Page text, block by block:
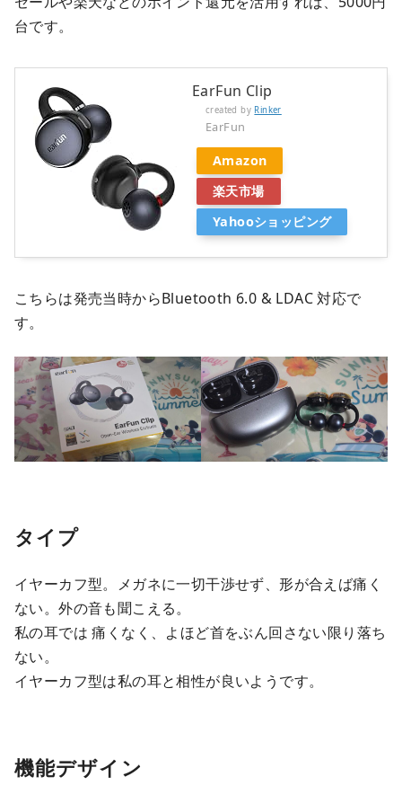
台です。
EarFun Clip
created by Rinker
EarFun
Amazon
楽天市場
Yahooショッピング
こちらは発売当時からBluetooth 6.0 & LDAC 対応で
す。
タイプ
イヤーカフ型。メガネに一切干渉せず、形が合えば痛く
ない。外の音も聞こえる。
私の耳では 痛くなく、よほど首をぶん回さない限り落ち
ない。
イヤーカフ型は私の耳と相性が良いようです。
機能デザイン